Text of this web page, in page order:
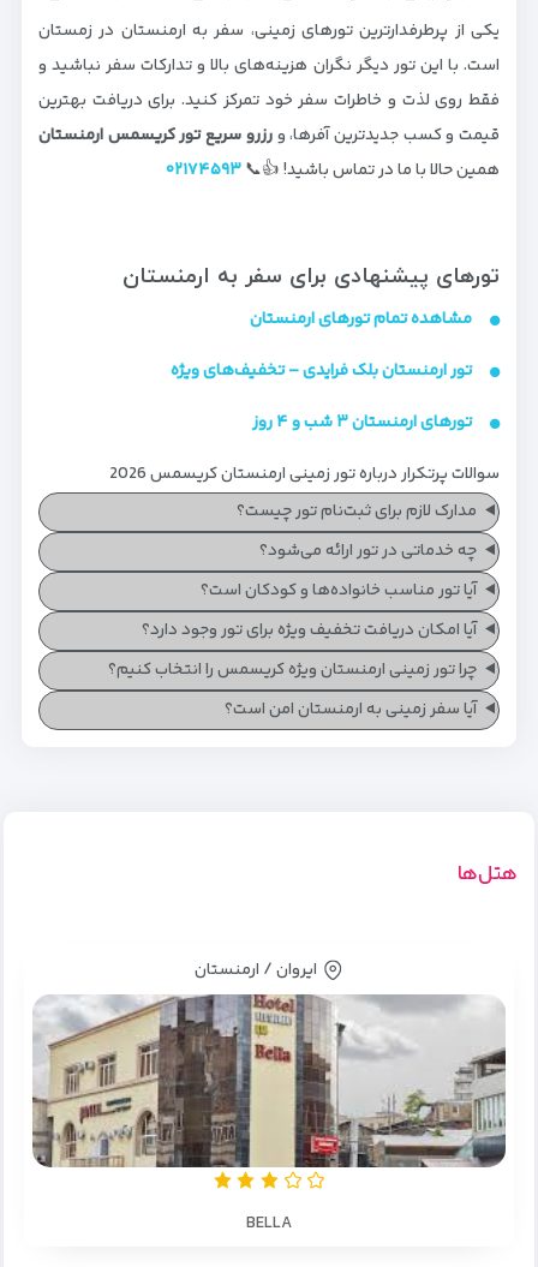
یکی از پرطرفدارترین تورهای زمینی، سفر به ارمنستان در زمستان
است. با این تور دیگر نگران هزینه‌های بالا و تدارکات سفر نباشید و
فقط روی لذت و خاطرات سفر خود تمرکز کنید. برای دریافت بهترین
قیمت و کسب جدیدترین آفرها، ورزرو سریع تور کریسمس ارمنستان
همین حالا با ما در تماس باشید! 👍📞۰۲۱۷۴۵۹۳
تورهای پیشنهادی برای سفر به ارمنستان
مشاهده تمام تورهای ارمنستان
تور ارمنستان بلک فرایدی – تخفیف‌های ویژه
تورهای ارمنستان ۳ شب و ۴ روز
سوالات پرتکرار درباره تور زمینی ارمنستان کریسمس 2026
مدارک لازم برای ثبت‌نام تور چیست؟
چه خدماتی در تور ارائه می‌شود؟
آیا تور مناسب خانواده‌ها و کودکان است؟
آیا امکان دریافت تخفیف ویژه برای تور وجود دارد؟
چرا تور زمینی ارمنستان ویژه کریسمس را انتخاب کنیم؟
آیا سفر زمینی به ارمنستان امن است؟
هتل‌ها
ایروان / ارمنستان
BELLA